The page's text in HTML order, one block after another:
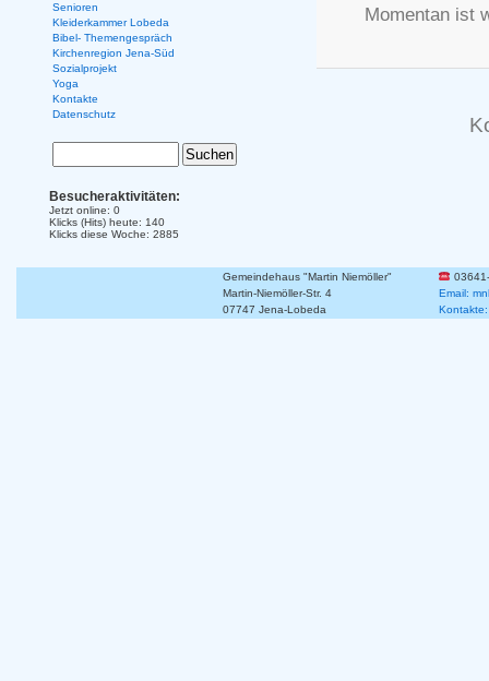
Momentan ist
Senioren
Kleiderkammer Lobeda
Bibel- Themengespräch
Kirchenregion Jena-Süd
Sozialprojekt
Yoga
Kontakte
Datenschutz
Besucheraktivitäten:
Jetzt online: 0
Klicks (Hits) heute: 140
Klicks diese Woche: 2885
Gemeindehaus "Martin Niemöller"
Martin-Niemöller-Str. 4
Email:
07747 Jena-Lobeda